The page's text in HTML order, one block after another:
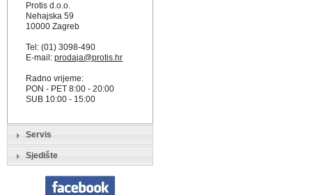
Protis d.o.o.
Nehajska 59
10000 Zagreb
Tel: (01) 3098-490
E-mail:prodaja@protis.hr
Radno vrijeme:
PON - PET 8:00 - 20:00
SUB 10:00 - 15:00
Servis
Sjedište